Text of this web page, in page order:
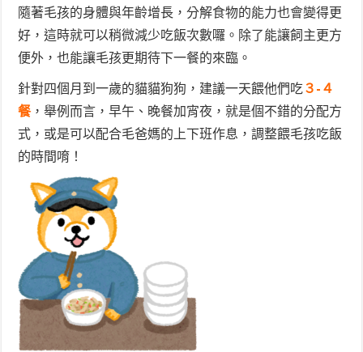
隨著毛孩的身體與年齡增長，分解食物的能力也會變得更
好，這時就可以稍微減少吃飯次數囉。除了能讓飼主更方
便外，也能讓毛孩更期待下一餐的來臨。
針對四個月到一歲的貓貓狗狗，建議一天餵他們吃３-４
餐，舉例而言，早午、晚餐加宵夜，就是個不錯的分配方
式，或是可以配合毛爸媽的上下班作息，調整餵毛孩吃飯
的時間唷！